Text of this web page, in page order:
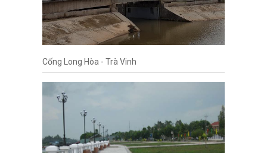
Cống Long Hòa - Trà Vinh